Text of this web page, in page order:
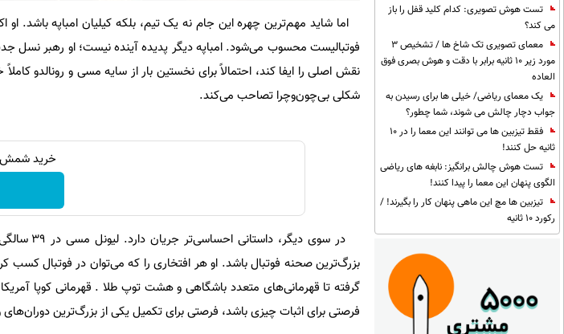
تست هوش تصویری: کدام کلید قفل را باز
می کند؟
معمای تصویری تک شاخ ها / تشخیص 3
مورد زیر 10 ثانیه برابر با دقت و هوش بصری فوق
العاده
یک معمای ریاضی/ خیلی ها برای رسیدن به
جواب دچار چالش می شوند، شما چطور؟
فقط تیزبین ها می توانند این معما را در 10
ثانیه حل کنند!
تست هوش چالش برانگیز: نابغه های ریاضی
الگوی پنهان این معما را پیدا کنند!
تیزبین ها مچ این ماهی پنهان کار را بگیرند! /
رکورد 10 ثانیه
فوتبالیست محسوب می‌شود. امباپه دیگر پدیده آینده نیست؛ او رهبر نسل
نقش اصلی را ایفا کند، احتمالاً برای نخستین بار از سایه مسی و رونالدو
شکلی بی‌چون‌وچرا تصاحب می‌کند.
خرید شمش پلمپ
در سوی
فرصتی برای اثبات چیزی باشد، فرصتی برای تکمیل یکی از بزرگ‌ترین